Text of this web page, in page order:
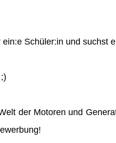
Schüler:in und suchst
der Motoren und